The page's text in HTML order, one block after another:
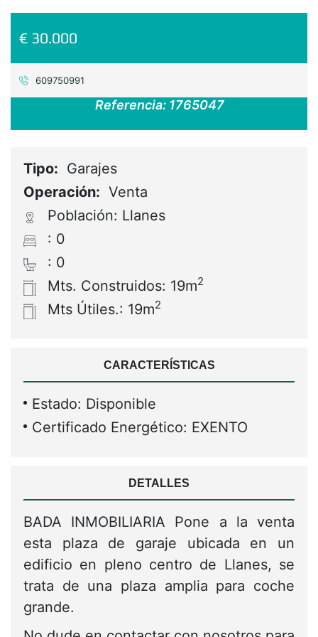
€ 30.000
609750991
Referencia: 1765047
Tipo: Garajes
Operación: Venta
Población: Llanes
: 0
: 0
Mts. Construidos: 19m2
Mts Útiles.: 19m2
CARACTERÍSTICAS
Estado: Disponible
Certificado Energético: EXENTO
DETALLES
BADA INMOBILIARIA Pone a la venta
esta plaza de garaje ubicada en un
edificio en pleno centro de Llanes, se
trata de una plaza amplia para coche
grande.